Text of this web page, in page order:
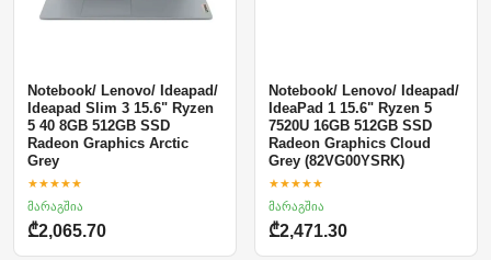
Notebook/ Lenovo/ Ideapad/
Ideapad Slim 3 15.6" Ryzen
5 40 8GB 512GB SSD
Radeon Graphics Arctic
Grey
★★★★★
მარაგშია
₾2,065.70
Notebook/ Lenovo/ Ideapad/
IdeaPad 1 15.6" Ryzen 5
7520U 16GB 512GB SSD
Radeon Graphics Cloud
Grey (82VG00YSRK)
★★★★★
მარაგშია
₾2,471.30